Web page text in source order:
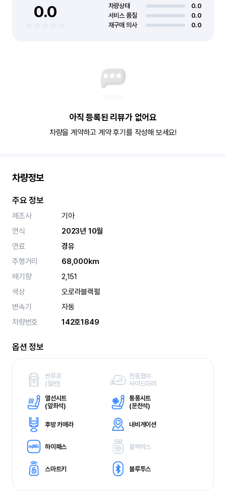
0.0 차량상태
0.0
서비스 품질
0.0
재구매 의사
0.0
아직 등록된 리뷰가 없어요
차량을 계약하고 계약 후기를 작성해 보세요!
차량정보
주요 정보
제조사
기아
연식
2023년 10월
연료
경유
주행거리
68,000km
배기량
2,151
색상
오로라블랙펄
변속기
자동
차량번호
142호1849
옵션 정보
썬루프
(일반)
전동접이
사이드미러
열선시트
(앞좌석)
통풍시트
(운전석)
후방 카메라 내비게이션
하이패스 블랙박스
스마트키 블루투스